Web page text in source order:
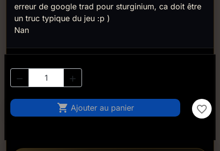
erreur de google trad pour sturginium, ca doit être
un truc typique du jeu :p )
Nan
 
 Ajouter au panier favorite_border